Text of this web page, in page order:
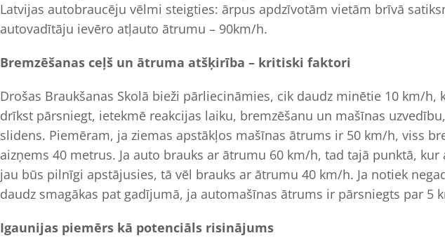
Latvijas autobraucēju vēlmi steigties: ārpus apdzīvotām vietām brīvā
autovadītāju ievēro atļauto ātrumu – 90km/h.
Bremzēšanas ceļš un ātruma atšķirība – kritiski faktori
Drošas Braukšanas Skolā bieži pārliecināmies, cik daudz minētie 10 km/h,
drīkst pārsniegt, ietekmē reakcijas laiku, bremzēšanu un mašīnas
slidens. Piemēram, ja ziemas apstākļos mašīnas ātrums ir 50 km/h, viss
aizņems 40 metrus. Ja auto brauks ar ātrumu 60 km/h, tad tajā punktā,
jau būs pilnīgi apstājusies, tā vēl brauks ar ātrumu 40 km/h. Ja notiek
daudz smagākas pat gadījumā, ja automašīnas ātrums ir pārsniegts par 5
Igaunijas piemērs kā potenciāls risinājums